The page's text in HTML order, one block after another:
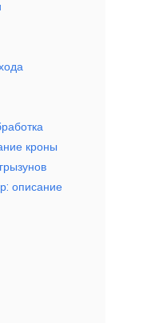
кроны
описание